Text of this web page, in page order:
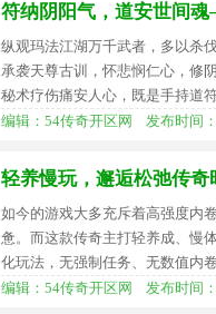
符纳阴阳气，道安世间
纵观玛法江湖万千武者，多以杀
承袭天尊古训，怀悲悯仁心，修
秘术疗伤痛安人心，既是手持道
编辑：54传奇开区网 发布时间
轻养慢玩，邂逅松弛传奇
如今的游戏大多充斥着高强度内
惫。而这款传奇主打轻养成、慢
化玩法，无强制任务、无数值内
编辑：54传奇开区网 发布时间